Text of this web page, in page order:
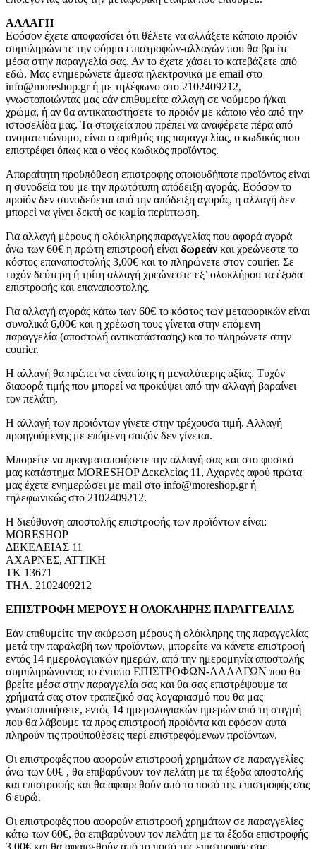
ΑΛΛΑΓΗ
Εφόσον έχετε αποφασίσει ότι θέλετε να αλλάξετε κάποιο προϊόν
συμπληρώνετε την φόρμα επιστροφών-αλλαγών που θα βρείτε
μέσα στην παραγγελία σας. Αν το έχετε χάσει το κατεβάζετε από
εδώ. Μας ενημερώνετε άμεσα ηλεκτρονικά με email στο
info@moreshop.gr ή με τηλέφωνο στο 2102409212,
γνωστοποιώντας μας εάν επιθυμείτε αλλαγή σε νούμερο ή/και
χρώμα, ή αν θα αντικαταστήσετε το προϊόν με κάποιο νέο από την
ιστοσελίδα μας. Τα στοιχεία που πρέπει να αναφέρετε πέρα από
ονοματεπώνυμο, είναι ο αριθμός της παραγγελίας, ο κωδικός που
επιστρέφει όπως και ο νέος κωδικός προϊόντος.
Απαραίτητη προϋπόθεση επιστροφής οποιουδήποτε προϊόντος είναι
η συνοδεία του με την πρωτότυπη απόδειξη αγοράς. Εφόσον το
προϊόν δεν συνοδεύεται από την απόδειξη αγοράς, η αλλαγή δεν
μπορεί να γίνει δεκτή σε καμία περίπτωση.
Για αλλαγή μέρους ή ολόκληρης παραγγελίας που αφορά αγορά
άνω των 60€ η πρώτη επιστροφή είναι δωρεάν και χρεώνεστε το
κόστος επαναποστολής 3,00€ και το πληρώνετε στον courier. Σε
τυχόν δεύτερη ή τρίτη αλλαγή χρεώνεστε εξ’ ολοκλήρου τα έξοδα
επιστροφής και επαναποστολής.
Για αλλαγή αγοράς κάτω των 60€ το κόστος των μεταφορικών είναι
συνολικά 6,00€ και η χρέωση τους γίνεται στην επόμενη
παραγγελία (αποστολή αντικατάστασης) και το πληρώνετε στην
courier.
Η αλλαγή θα πρέπει να είναι ίσης ή μεγαλύτερης αξίας. Τυχόν
διαφορά τιμής που μπορεί να προκύψει από την αλλαγή βαραίνει
τον πελάτη.
Η αλλαγή των προϊόντων γίνετε στην τρέχουσα τιμή. Αλλαγή
προηγούμενης με επόμενη σαιζόν δεν γίνεται.
Μπορείτε να πραγματοποιήσετε την αλλαγή σας και στο φυσικό
μας κατάστημα MORESHOP Δεκελείας 11, Αχαρνές αφού πρώτα
μας έχετε ενημερώσει με mail στο info@moreshop.gr ή
τηλεφωνικώς στο 2102409212.
Η διεύθυνση αποστολής επιστροφής των προϊόντων είναι:
MORESHOP
ΔΕΚΕΛΕΙΑΣ 11
ΑΧΑΡΝΕΣ, ΑΤΤΙΚΗ
ΤΚ 13671
ΤΗΛ. 2102409212
ΕΠΙΣΤΡΟΦΗ ΜΕΡΟΥΣ Η ΟΛΟΚΛΗΡΗΣ ΠΑΡΑΓΓΕΛΙΑΣ
Εάν επιθυμείτε την ακύρωση μέρους ή ολόκληρης της παραγγελίας
μετά την παραλαβή των προϊόντων, μπορείτε να κάνετε επιστροφή
εντός 14 ημερολογιακών ημερών, από την ημερομηνία αποστολής
συμπληρώνοντας το έντυπο ΕΠΙΣΤΡΟΦΩΝ-ΑΛΛΑΓΩΝ που θα
βρείτε μέσα στην παραγγελία σας και θα σας επιστρέψουμε τα
χρήματά σας στον τραπεζικό σας λογαριασμό που θα μας
γνωστοποιήσετε, εντός 14 ημερολογιακών ημερών από τη στιγμή
που θα λάβουμε τα προς επιστροφή προϊόντα και εφόσον αυτά
πληρούν τις προϋποθέσεις περί επιστρεφόμενων προϊόντων.
Οι επιστροφές που αφορούν επιστροφή χρημάτων σε παραγγελίες
άνω των 60€ , θα επιβαρύνουν τον πελάτη με τα έξοδα αποστολής
και επιστροφής και θα αφαιρεθούν από το ποσό της επιστροφής σας
6 ευρώ.
Οι επιστροφές που αφορούν επιστροφή χρημάτων σε παραγγελίες
κάτω των 60€, θα επιβαρύνουν τον πελάτη με τα έξοδα επιστροφής
3,00€ και θα αφαιρεθούν από το ποσό της επιστροφής σας.